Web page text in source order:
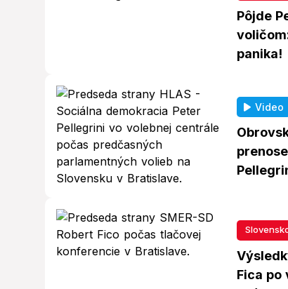
Pôjde
panika!
Video
Fica po